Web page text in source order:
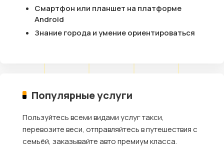
Смартфон или планшет на платформе
Android
Знание города и умение ориентироваться
Популярные услуги
Пользуйтесь всеми видами услуг такси,
перевозите веси, отправляйтесь в путешествия с
семьёй, заказывайте авто премиум класса.